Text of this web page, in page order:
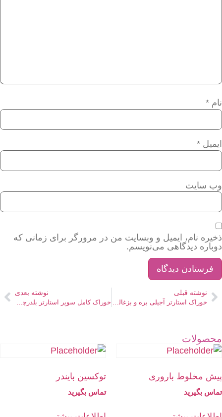
نام *
ایمیل *
وب‌ سایت
ذخیره نام، ایمیل و وبسایت من در مرورگر برای زمانی که
دوباره دیدگاهی می‌نویسم.
نوشته قبلی نوشته بعدی
محصولات
پیش مخلوط باروری
تماس بگیرید
توکسین بایندر
تماس بگیرید